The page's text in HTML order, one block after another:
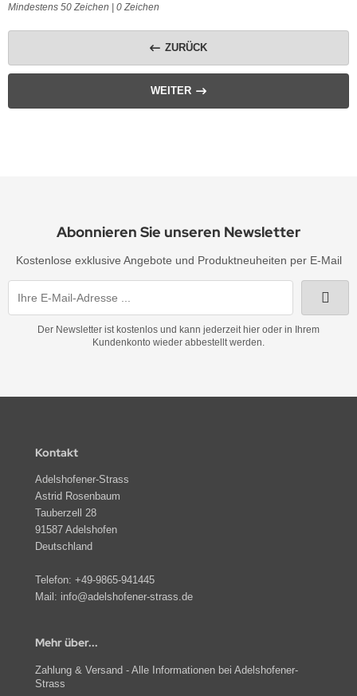
Mindestens 50 Zeichen | 0 Zeichen
ZURÜCK
WEITER
Abonnieren Sie unseren Newsletter
Kostenlose exklusive Angebote und Produktneuheiten per E-Mail
Der Newsletter ist kostenlos und kann jederzeit hier oder in Ihrem
Kundenkonto wieder abbestellt werden.
Kontakt
Adelshofener-Strass
Astrid Rosenbaum
Tauberzell 28
91587 Adelshofen
Deutschland
Telefon: +49-9865-941445
Mail: info@adelshofener-strass.de
Mehr über...
Zahlung & Versand - Alle Informationen bei Adelshofener-
Strass